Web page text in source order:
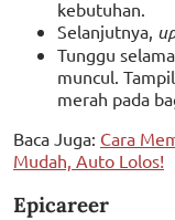
kebutuhan.
Selanjutnya,
Tunggu
muncul.
merah pada
Baca Juga: Cara
Mudah, Auto Lolos!
Epicareer